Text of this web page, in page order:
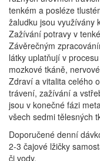
tenkém a posléze
žaludku jsou využívány
Zažívání potravy v
Závěrečným
látky uplatňují v
mozkové tkáně,
Zdraví a vitalita celého
trávení, zažívání a
jsou v konečné fázi
všech sedmi tělesných
Doporučené denní
2-3 čajové lžičky
či vody.